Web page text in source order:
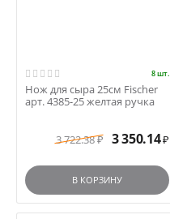
8 шт.
Нож для сыра 25см Fischer
арт. 4385-25 желтая ручка
3 722.38 ₽ 3 350.14 ₽
В КОРЗИНУ